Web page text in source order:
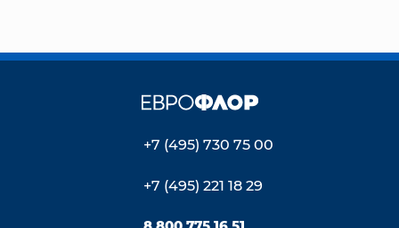
+7 (495) 730 75 00
+7 (495) 221 18 29